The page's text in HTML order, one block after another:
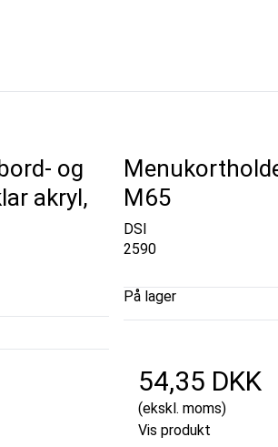
og
akryl,
M65
DSI
2590
På lager
54,35 DKK
(ekskl. moms)
Vis produkt